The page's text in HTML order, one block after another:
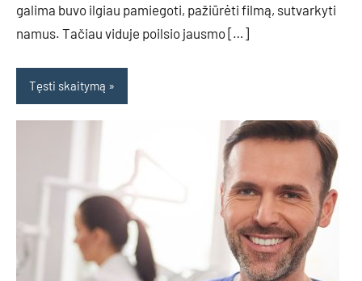
galima buvo ilgiau pamiegoti, pažiūrėti filmą, sutvarkyti
namus. Tačiau viduje poilsio jausmo […]
Tęsti skaitymą